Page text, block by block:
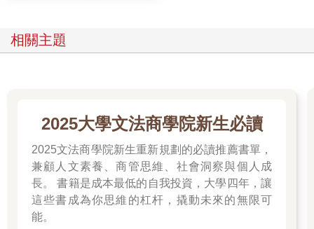
相關主題
2025大學文法商學院新生必讀
2025文法商學院新生重新規劃的必讀推薦書單，
兼顧人文素養、商管思維、社會洞察與個人成
長。 書籍是成本最低的自我投資，大學四年，讓
這些書成為你思維的杠杆，撬動未來的無限可
能。